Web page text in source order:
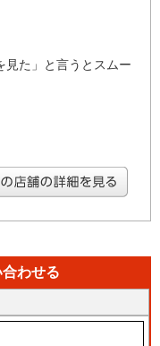
見た」と言うとスムー